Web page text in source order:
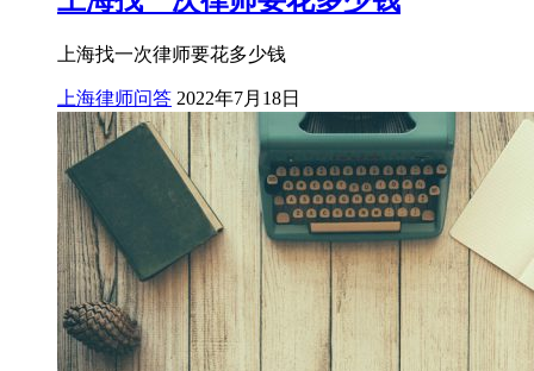
上海找一次律师要花多少钱
上海律师问答 2022年7月18日